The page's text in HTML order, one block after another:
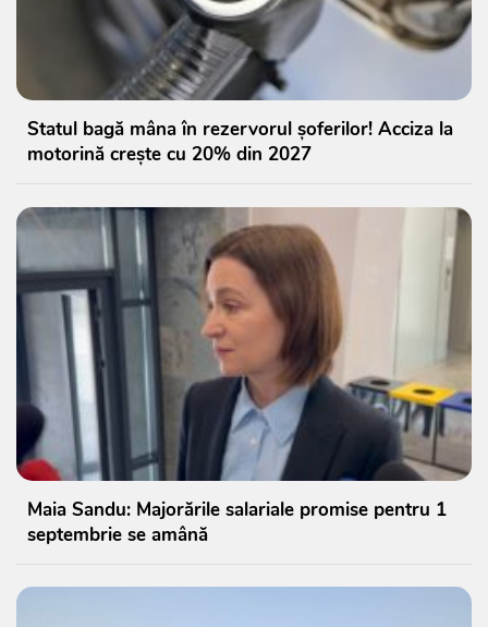
Statul bagă mâna în rezervorul șoferilor! Acciza la
motorină crește cu 20% din 2027
Maia Sandu: Majorările salariale promise pentru 1
septembrie se amână